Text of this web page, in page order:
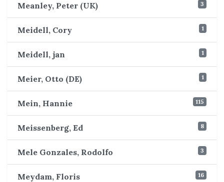
Meanley, Peter (UK) 3
Meidell, Cory 1
Meidell, jan 1
Meier, Otto (DE) 1
Mein, Hannie 115
Meissenberg, Ed 8
Mele Gonzales, Rodolfo 3
Meydam, Floris 16